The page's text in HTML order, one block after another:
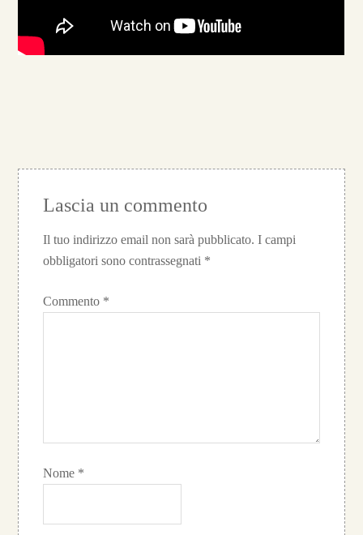
Lascia un commento
Il tuo indirizzo email non sarà pubblicato. I campi
obbligatori sono contrassegnati *
Commento *
Nome *